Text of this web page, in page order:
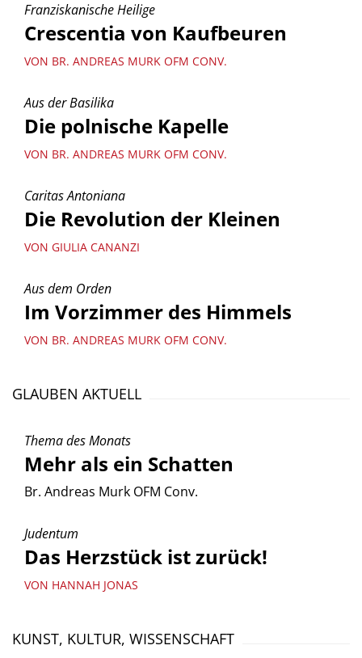
Franziskanische Heilige
Crescentia von Kaufbeuren
VON BR. ANDREAS MURK OFM CONV.
Aus der Basilika
Die polnische Kapelle
VON BR. ANDREAS MURK OFM CONV.
Caritas Antoniana
Die Revolution der Kleinen
VON GIULIA CANANZI
Aus dem Orden
Im Vorzimmer des Himmels
VON BR. ANDREAS MURK OFM CONV.
GLAUBEN AKTUELL
Thema des Monats
Mehr als ein Schatten
Br. Andreas Murk OFM Conv.
Judentum
Das Herzstück ist zurück!
VON HANNAH JONAS
KUNST, KULTUR, WISSENSCHAFT